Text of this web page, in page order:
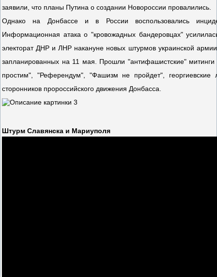
заявили, что планы Путина о создании Новороссии провалились.
Однако на Донбассе и в России воспользовались
Информационная атака о "кровожадных бандеровцах"
электорат ДНР и ЛНР накануне новых штурмов украинской
запланированных на 11 мая. Прошли "антифашистские"
простим", "Референдум", "Фашизм не пройдет", георгиевские
сторонников пророссийского движения Донбасса.
Штурм Славянска и Мариуполя